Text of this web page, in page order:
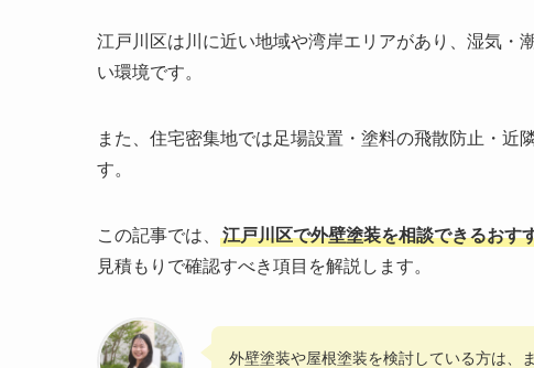
江戸川区は川に近い地域や湾岸エリアがあり、湿気・
い環境です。
また、住宅密集地では足場設置・塗料の飛散防止・近
す。
この記事では、 江戸川区で外壁塗装を相談できるおす
見積もりで確認すべき項目を解説します。
外壁塗装や屋根塗装を検討している方は、